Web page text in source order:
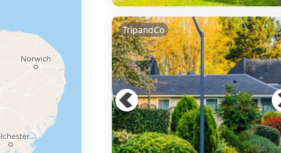
TripandCo